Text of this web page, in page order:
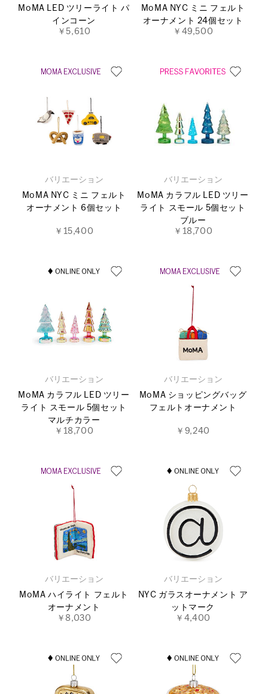
MoMA LED ツリーライト パ
インコーン
￥5,610
MoMA NYC ミニ フェルト
オーナメント 24個セット
￥49,500
バリエーション
MoMA NYC ミニ フェルト
オーナメント 6個セット
￥15,400
バリエーション
MoMA カラフル LED ツリー
ライト スモール 5個セット
ブルー
￥18,700
バリエーション
MoMA カラフル LED ツリー
ライト スモール 5個セット
マルチカラー
￥18,700
バリエーション
MoMA ショッピングバッグ
フェルトオーナメント
￥9,240
バリエーション
MoMA ハイライト フェルト
オーナメント
￥8,030
バリエーション
NYC ガラスオーナメント ア
ットマーク
￥4,400